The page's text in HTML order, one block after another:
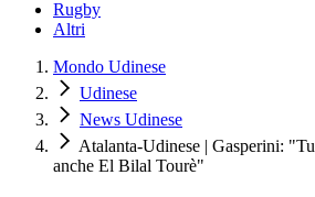
Rugby
Altri
Mondo Udinese
Udinese
News Udinese
Atalanta-Udinese | Gasperini:
anche El Bilal Tourè"